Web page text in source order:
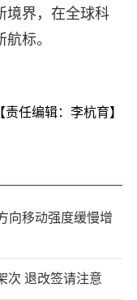
境界，在全球科
标。
【责任编辑：李杭育】
向移动强度缓慢增
次 退改签请注意